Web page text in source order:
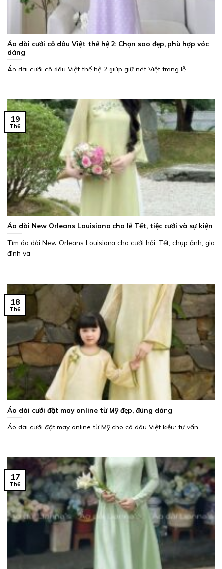
Áo dài cưới cô dâu Việt thế hệ 2: Chọn sao đẹp, phù hợp vóc
dáng
Áo dài cưới cô dâu Việt thế hệ 2 giúp giữ nét Việt trong lễ
Áo dài New Orleans Louisiana cho lễ Tết, tiệc cưới và sự kiện
Tìm áo dài New Orleans Louisiana cho cưới hỏi, Tết, chụp ảnh, gia
đình và
19
Th6
Áo dài cưới đặt may online từ Mỹ đẹp, đúng dáng
Áo dài cưới đặt may online từ Mỹ cho cô dâu Việt kiều: tư vấn
18
Th6
17
Th6